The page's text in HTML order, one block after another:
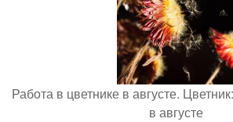
Работа в цветнике в августе.
в августе